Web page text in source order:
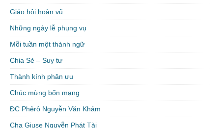
Giáo hội hoàn vũ
Những ngày lễ phụng vụ
Mỗi tuần một thành ngữ
Chia Sẻ – Suy tư
Thành kính phân ưu
Chúc mừng bổn mạng
ĐC Phêrô Nguyễn Văn Khảm
Cha Giuse Nguyễn Phát Tài